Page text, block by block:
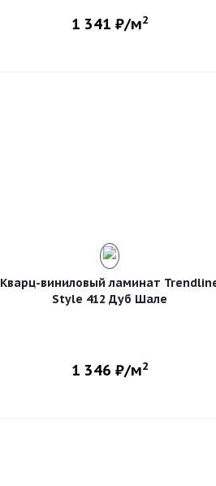
1 341 ₽/м2
Кварц-виниловый ламинат
Style 412 Дуб Шале
1 346 ₽/м2